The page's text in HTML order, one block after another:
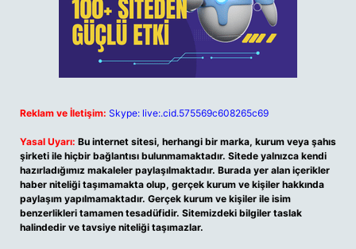
Reklam ve İletişim: Skype: live:.cid.575569c608265c69
Yasal Uyarı: Bu internet sitesi, herhangi bir marka, kurum veya şahıs
şirketi ile hiçbir bağlantısı bulunmamaktadır. Sitede yalnızca kendi
hazırladığımız makaleler paylaşılmaktadır. Burada yer alan içerikler
haber niteliği taşımamakta olup, gerçek kurum ve kişiler hakkında
paylaşım yapılmamaktadır. Gerçek kurum ve kişiler ile isim
benzerlikleri tamamen tesadüfidir. Sitemizdeki bilgiler taslak
halindedir ve tavsiye niteliği taşımazlar.